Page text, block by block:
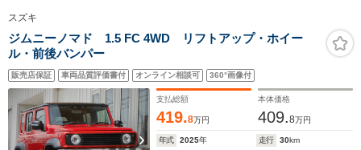
スズキ
ジムニーノマド 1.5 FC 4WD リフトアップ・ホイー
ル・前後バンパー
販売店保証 車両品質評価書付 オンライン相談可 360°画像付
支払総額
419.8万円
本体価格
409.8万円
年式 2025年 走行 30km